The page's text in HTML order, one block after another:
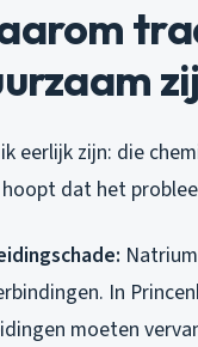
eerlijk zijn: die
hoopt dat het
In
moeten